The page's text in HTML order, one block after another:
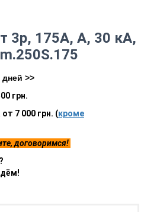
3р, 175А, А, 30 кА,
дней >>
грн.
7 000 грн. (кроме
договоримся!